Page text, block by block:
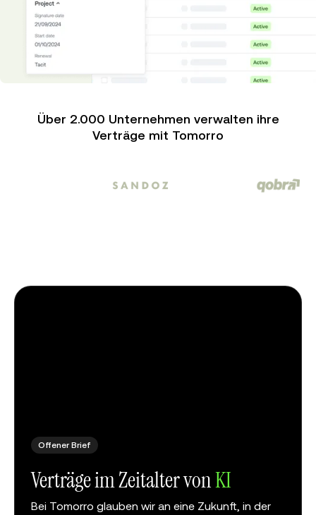
Über 2.000 Unternehmen verwalten ihre
Verträge mit Tomorro
Offener Brief
Verträge im Zeitalter vonKI
Bei Tomorro glauben wir an eine Zukunft, in der